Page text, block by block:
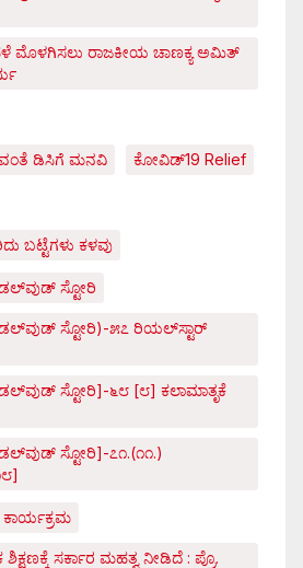
ಮೊಳಗಿಸಲು ರಾಜಕೀಯ ಚಾಣಕ್ಯ ಅಮಿತ್
ಡಿಸಿಗೆ ಮನವಿ ಕೋವಿಡ್‌19 Relief
ಬಟ್ಟೆಗಳು ಕಳವು
ಸ್ಟೋರಿ
ಸ್ಟೋರಿ)-೫೭ ರಿಯಲ್‌ಸ್ಟಾರ್
ಸ್ಟೋರಿ]-೬೮ [೮] ಕಲಾಮಾತೃಕೆ
ಸ್ಟೋರಿ]-೭೧.(೧೧.)
ಕಾರ್ಯಕ್ರಮ
ಸರ್ಕಾರ ಮಹತ್ವ ನೀಡಿದೆ : ಪ್ರೊ.